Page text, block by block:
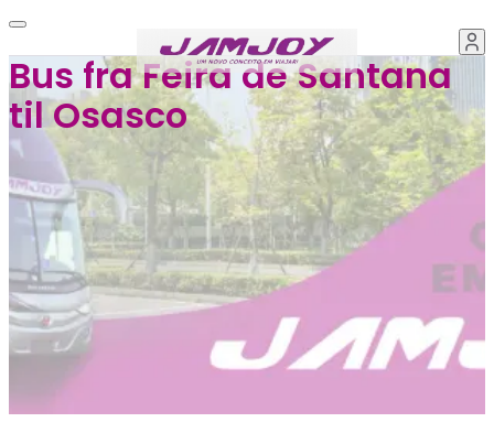
Bus fra Feira de Santana
til Osasco